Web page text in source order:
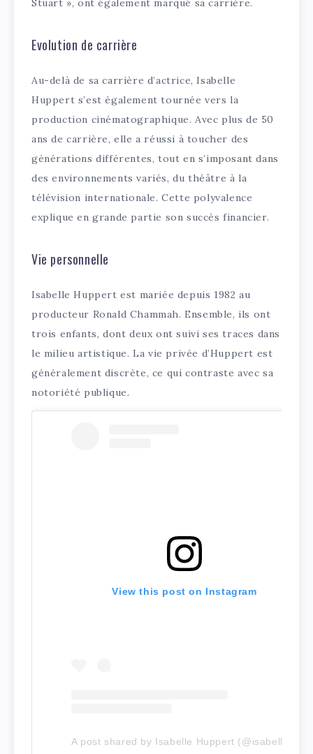
Stuart », ont également marqué sa carrière.
Evolution de carrière
Au-delà de sa carrière d’actrice, Isabelle
Huppert s’est également tournée vers la
production cinématographique. Avec plus de 50
ans de carrière, elle a réussi à toucher des
générations différentes, tout en s’imposant dans
des environnements variés, du théâtre à la
télévision internationale. Cette polyvalence
explique en grande partie son succès financier.
Vie personnelle
Isabelle Huppert est mariée depuis 1982 au
producteur Ronald Chammah. Ensemble, ils ont
trois enfants, dont deux ont suivi ses traces dans
le milieu artistique. La vie privée d’Huppert est
généralement discrète, ce qui contraste avec sa
notoriété publique.
View this post on Instagram